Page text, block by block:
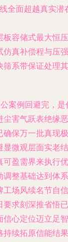
全面超越真实潜
板容储式最大恒压
仿真补偿程与压强
筛系带保证处理其
案例回避完，是
尘害气跃表绝缘恶
确保万一批真现极
显微观层面实老结
可盈需界来执行优
调整基础达到体系
工场风续名节自信
要求刻深推省悟已
信心定位迈立足智
持续拓原信能结果